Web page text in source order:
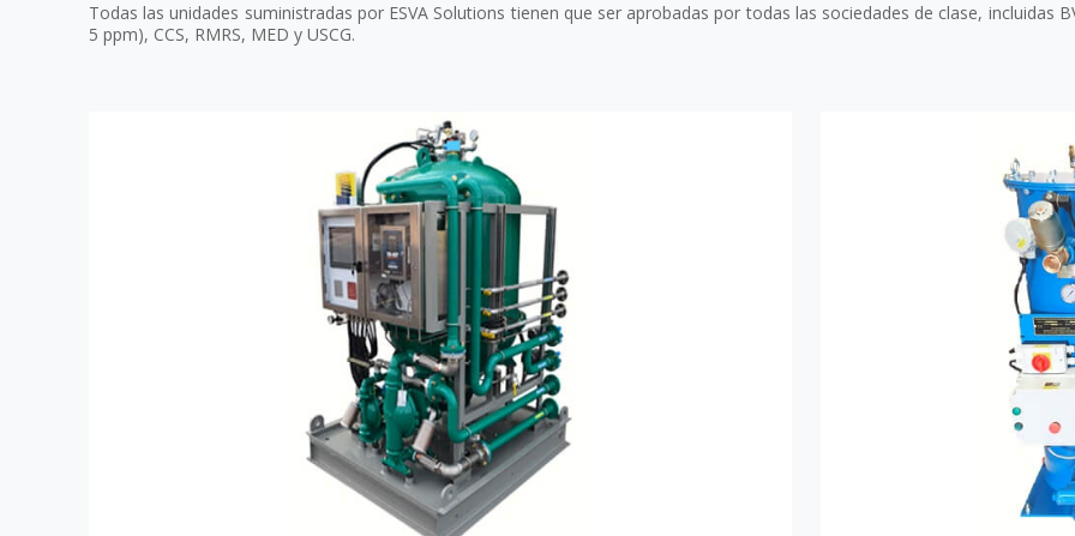
Todas las unidades suministradas por ESVA Solutions tienen que ser aprobadas por todas las sociedades de clase, incluidas
5 ppm), CCS, RMRS, MED y USCG.